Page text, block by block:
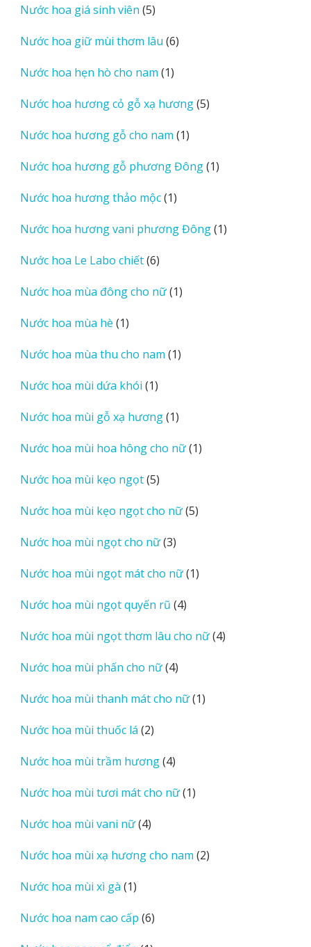
Nước hoa giá sinh viên 55
phẩm
Nước hoa giữ mùi thơm lâu 66
Nước hoa hẹn hò cho nam 11
phẩm
Nước hoa hương cỏ gỗ xạ hương 55
Nước hoa hương gỗ cho nam 11
phẩm
Nước hoa hương gỗ phương Đông 11
Nước hoa hương thảo mộc 11
phẩm
Nước hoa hương vani phương Đông 11
Nước hoa Le Labo chiết 66
phẩm
Nước hoa mùa đông cho nữ 11
Nước hoa mùa hè 11
phẩm
Nước hoa mùa thu cho nam 11
Nước hoa mùi dứa khói 11
phẩm
Nước hoa mùi gỗ xạ hương 11
phẩm
Nước hoa mùi hoa hông cho nữ 11
Nước hoa mùi kẹo ngọt 55
phẩm
Nước hoa mùi kẹo ngọt cho nữ 55
Nước hoa mùi ngọt cho nữ 33
phẩm
Nước hoa mùi ngọt mát cho nữ 11
Nước hoa mùi ngọt quyến rũ 44
phẩm
Nước hoa mùi ngọt thơm lâu cho nữ 44
Nước hoa mùi phấn cho nữ 44
phẩm
Nước hoa mùi thanh mát cho nữ 11
Nước hoa mùi thuốc lá 22
phẩm
Nước hoa mùi trầm hương 44
phẩm
Nước hoa mùi tươi mát cho nữ 11
Nước hoa mùi vani nữ 44
phẩm
Nước hoa mùi xạ hương cho nam 22
Nước hoa mùi xì gà 11
phẩm
Nước hoa nam cao cấp 66